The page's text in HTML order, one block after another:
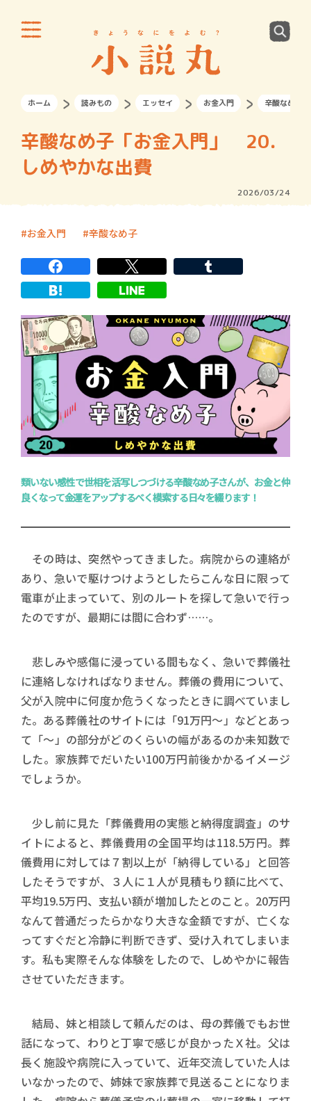
ホーム 読みもの エッセイ お金入門 辛酸なめ子
辛酸なめ子「お金入門」 20．
しめやかな出費
2026/03/24
お金入門 辛酸なめ子
類いない感性で世相を活写しつづける辛酸なめ子さんが、お金と仲
良くなって金運をアップするべく模索する日々を綴ります！
その時は、突然やってきました。病院からの連絡が
あり、急いで駆けつけようとしたらこんな日に限って
電車が止まっていて、別のルートを探して急いで行っ
たのですが、最期には間に合わず……。
悲しみや感傷に浸っている間もなく、急いで葬儀社
に連絡しなければなりません。葬儀の費用について、
父が入院中に何度か危うくなったときに調べていまし
た。ある葬儀社のサイトには「91万円〜」などとあっ
て「〜」の部分がどのくらいの幅があるのか未知数で
した。家族葬でだいたい100万円前後かかるイメージ
でしょうか。
少し前に見た「葬儀費用の実態と納得度調査」のサ
イトによると、葬儀費用の全国平均は118.5万円。葬
儀費用に対しては７割以上が「納得している」と回答
したそうですが、３人に１人が見積もり額に比べて、
平均19.5万円、支払い額が増加したとのこと。20万円
なんて普通だったらかなり大きな金額ですが、亡くな
ってすぐだと冷静に判断できず、受け入れてしまいま
す。私も実際そんな体験をしたので、しめやかに報告
させていただきます。
結局、妹と相談して頼んだのは、母の葬儀でもお世
話になって、わりと丁寧で感じが良かったＸ社。父は
長く施設や病院に入っていて、近年交流していた人は
いなかったので、姉妹で家族葬で見送ることになりま